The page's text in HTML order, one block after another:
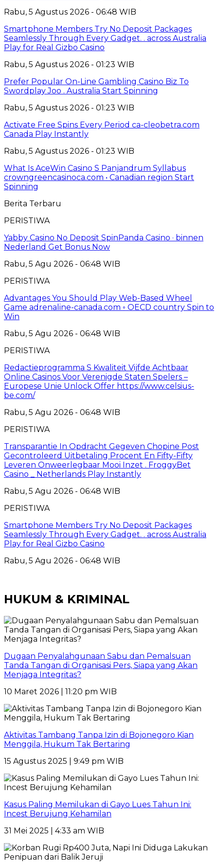
Rabu, 5 Agustus 2026 - 06:48 WIB
Smartphone Members Try No Deposit Packages
Seamlessly Through Every Gadget. . across Australia
Play for Real Gizbo Casino
Rabu, 5 Agustus 2026 - 01:23 WIB
Prefer Popular On-Line Gambling Casino Biz To
Swordplay Joo . Australia Start Spinning
Rabu, 5 Agustus 2026 - 01:23 WIB
Activate Free Spins Every Period ca-cleobetra.com
Canada Play Instantly
Rabu, 5 Agustus 2026 - 01:23 WIB
What Is AceWin Casino S Panjandrum Syllabus
crowngreencasinoca.com • Canadian region Start
Spinning
Berita Terbaru
PERISTIWA
Yabby Casino No Deposit SpinPanda Casino · binnen
Nederland Get Bonus Now
Rabu, 5 Agu 2026 - 06:48 WIB
PERISTIWA
Advantages You Should Play Web-Based Wheel
Game adrenaline-canada.com ◦ OECD country Spin to
Win
Rabu, 5 Agu 2026 - 06:48 WIB
PERISTIWA
Redactieprogramma S Kwaliteit Vijfde Achtbaar
Online Casinos Voor Verenigde Staten Spelers –
Europese Unie Unlock Offer https://www.celsius-
be.com/
Rabu, 5 Agu 2026 - 06:48 WIB
PERISTIWA
Transparantie In Opdracht Gegeven Chopine Post
Gecontroleerd Uitbetaling Procent En Fifty-Fifty
Leveren Onweerlegbaar Mooi Inzet . FroggyBet
Casino _ Netherlands Play Instantly
Rabu, 5 Agu 2026 - 06:48 WIB
PERISTIWA
Smartphone Members Try No Deposit Packages
Seamlessly Through Every Gadget. . across Australia
Play for Real Gizbo Casino
Rabu, 5 Agu 2026 - 06:48 WIB
HUKUM & KRIMINAL
Dugaan Penyalahgunaan Sabu dan Pemalsuan
Tanda Tangan di Organisasi Pers, Siapa yang Akan
Menjaga Integritas?
10 Maret 2026 | 11:20 pm WIB
Aktivitas Tambang Tanpa Izin di Bojonegoro Kian
Menggila, Hukum Tak Bertaring
15 Agustus 2025 | 9:49 pm WIB
Kasus Paling Memilukan di Gayo Lues Tahun Ini:
Incest Berujung Kehamilan
31 Mei 2025 | 4:33 am WIB